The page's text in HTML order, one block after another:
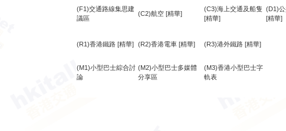
(F1)交通路線集思建
議區
(C2)航空 [精華]
(C3)海上交通及船隻
[精華]
(D1)
[精華]
(R1)香港鐵路 [精華] (R2)香港電車 [精華] (R3)港外鐵路 [精華]
(M1)小型巴士綜合討
論
(M2)小型巴士多媒體
分享區
(M3)香港小型巴士字
軌表